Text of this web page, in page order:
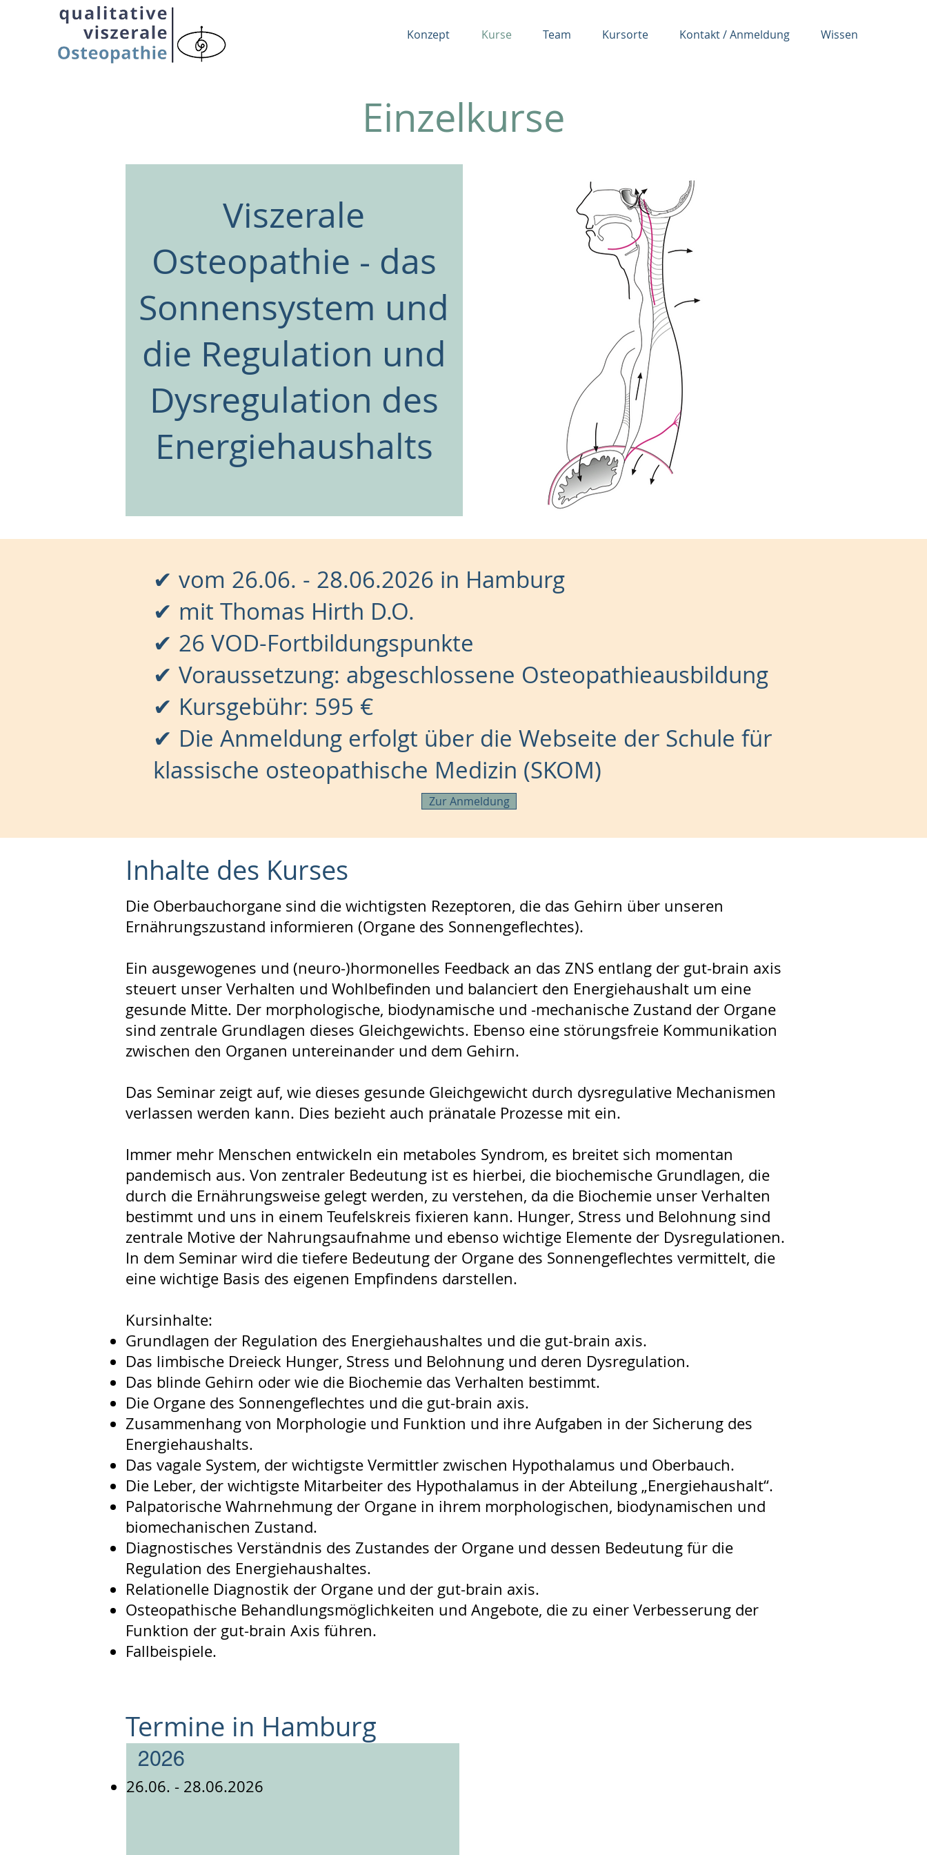
Konzept Kurse Team Kursorte Kontakt / Anmeldung Wissen
Einzelkurse
Viszerale
Osteopathie - das
Sonnensystem und
die Regulation und
Dysregulation des
Energiehaushalts
✔ vom 26.06. - 28.06.2026 in Hamburg
✔ mit Thomas Hirth D.O.
✔ 26 VOD-Fortbildungspunkte
✔ Voraussetzung: abgeschlossene Osteopathieausbildung
✔ Kursgebühr: 595 €
✔ Die Anmeldung erfolgt über die Webseite der Schule für
klassische osteopathische Medizin (SKOM)
Zur Anmeldung
Inhalte des Kurses
Die Oberbauchorgane sind die wichtigsten Rezeptoren, die das Gehirn über unseren
Ernährungszustand informieren (Organe des Sonnengeflechtes).
Ein ausgewogenes und (neuro-)hormonelles Feedback an das ZNS entlang der gut-brain axis
steuert unser Verhalten und Wohlbefinden und balanciert den Energiehaushalt um eine
gesunde Mitte. Der morphologische, biodynamische und -mechanische Zustand der Organe
sind zentrale Grundlagen dieses Gleichgewichts. Ebenso eine störungsfreie Kommunikation
zwischen den Organen untereinander und dem Gehirn.
Das Seminar zeigt auf, wie dieses gesunde Gleichgewicht durch dysregulative Mechanismen
verlassen werden kann. Dies bezieht auch pränatale Prozesse mit ein.
Immer mehr Menschen entwickeln ein metaboles Syndrom, es breitet sich momentan
pandemisch aus. Von zentraler Bedeutung ist es hierbei, die biochemische Grundlagen, die
durch die Ernährungsweise gelegt werden, zu verstehen, da die Biochemie unser Verhalten
bestimmt und uns in einem Teufelskreis fixieren kann. Hunger, Stress und Belohnung sind
zentrale Motive der Nahrungsaufnahme und ebenso wichtige Elemente der Dysregulationen.
In dem Seminar wird die tiefere Bedeutung der Organe des Sonnengeflechtes vermittelt, die
eine wichtige Basis des eigenen Empfindens darstellen.
Kursinhalte:
Grundlagen der Regulation des Energiehaushaltes und die gut-brain axis.
Das limbische Dreieck Hunger, Stress und Belohnung und deren Dysregulation.
Das blinde Gehirn oder wie die Biochemie das Verhalten bestimmt.
Die Organe des Sonnengeflechtes und die gut-brain axis.
Zusammenhang von Morphologie und Funktion und ihre Aufgaben in der Sicherung des
Energiehaushalts.
Das vagale System, der wichtigste Vermittler zwischen Hypothalamus und Oberbauch.
Die Leber, der wichtigste Mitarbeiter des Hypothalamus in der Abteilung „Energiehaushalt“.
Palpatorische Wahrnehmung der Organe in ihrem morphologischen, biodynamischen und
biomechanischen Zustand.
Diagnostisches Verständnis des Zustandes der Organe und dessen Bedeutung für die
Regulation des Energiehaushaltes.
Relationelle Diagnostik der Organe und der gut-brain axis.
Osteopathische Behandlungsmöglichkeiten und Angebote, die zu einer Verbesserung der
Funktion der gut-brain Axis führen.
Fallbeispiele.
Termine in Hamburg
2026
26.06. - 28.06.2026​